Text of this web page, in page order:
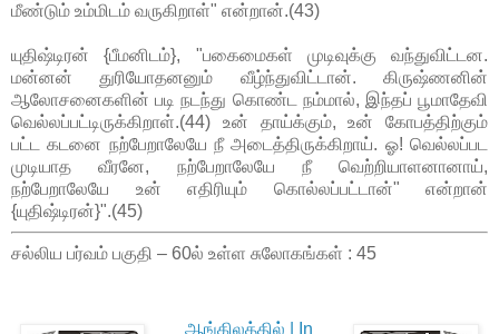
மீண்டும் உம்மிடம் வருகிறாள்" என்றான்.(43)
யுதிஷ்டிரன் {பீமனிடம்}, "பகைமைகள் முடிவுக்கு வந்துவிட்டன.
மன்னன் துரியோதனனும் வீழ்ந்துவிட்டான். கிருஷ்ணனின்
ஆலோசனைகளின் படி நடந்து கொண்ட நம்மால், இந்தப் பூமாதேவி
வெல்லப்பட்டிருக்கிறாள்.(44) உன் தாய்க்கும், உன் கோபத்திற்கும்
பட்ட கடனை நற்பேறாலேயே நீ அடைத்திருக்கிறாய். ஓ! வெல்லப்பட
முடியாத வீரனே, நற்பேறாலேயே நீ வெற்றியாளனானாய்,
நற்பேறாலேயே உன் எதிரியும் கொல்லப்பட்டான்" என்றான்
{யுதிஷ்டிரன்}".(45)
சல்லிய பர்வம் பகுதி – 60ல் உள்ள சுலோகங்கள் : 45
ஆங்கிலத்தில் | In